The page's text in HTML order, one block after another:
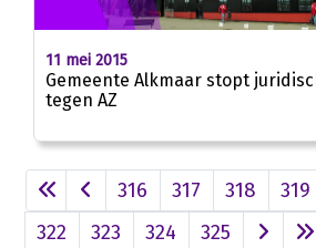
11 mei 2015
Gemeente Alkmaar stopt
tegen AZ
316 317 318 319
322
323 324 325